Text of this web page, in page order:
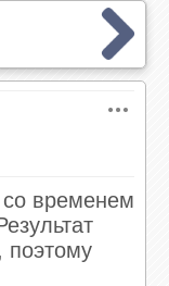
временем
поэтому